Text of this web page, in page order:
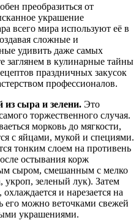
преобразиться от
украшение
всего мира используют её в
сложные и
удивить даже самых
заглянем в кулинарные тайны
праздничных закусок
профессионалов.
сыра и зелени. Это
торжественного случая.
морковь до мягкости,
с яйцами, мукой и специями.
тонким слоем на противень
остывания корж
сыром, смешанным с мелко
укроп, зеленый лук). Затем
и нарезается на
его можно веточками свежей
украшениями.